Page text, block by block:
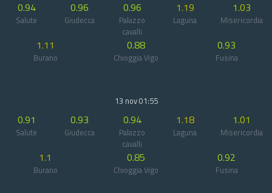
0.94
Salute
0.96
Giudecca
0.96
Palazzo
cavalli
1.19
Laguna
1.03
Misericordia
1.11
Burano
0.88
Chioggia Vigo
0.93
Fusina
13 nov 01:55
0.91
Salute
0.93
Giudecca
0.94
Palazzo
cavalli
1.18
Laguna
1.01
Misericordia
1.1
Burano
0.85
Chioggia Vigo
0.92
Fusina